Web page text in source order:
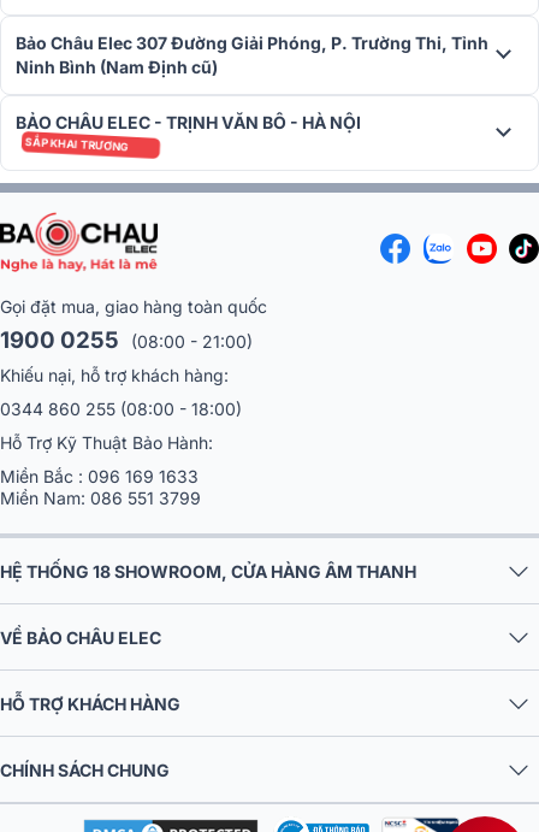
Bảo Châu Elec 307 Đường Giải Phóng, P. Trường Thi, Tỉnh
Ninh Bình (Nam Định cũ)
BẢO CHÂU ELEC - TRỊNH VĂN BÔ - HÀ NỘI
SẮP KHAI TRƯƠNG
Gọi đặt mua, giao hàng toàn quốc
1900 0255
(08:00 - 21:00)
Khiếu nại, hỗ trợ khách hàng:
0344 860 255 (08:00 - 18:00)
Hỗ Trợ Kỹ Thuật Bảo Hành:
Miền Bắc : 096 169 1633
Miền Nam: 086 551 3799
HỆ THỐNG 18 SHOWROOM, CỬA HÀNG ÂM THANH
VỀ BẢO CHÂU ELEC
HỖ TRỢ KHÁCH HÀNG
CHÍNH SÁCH CHUNG